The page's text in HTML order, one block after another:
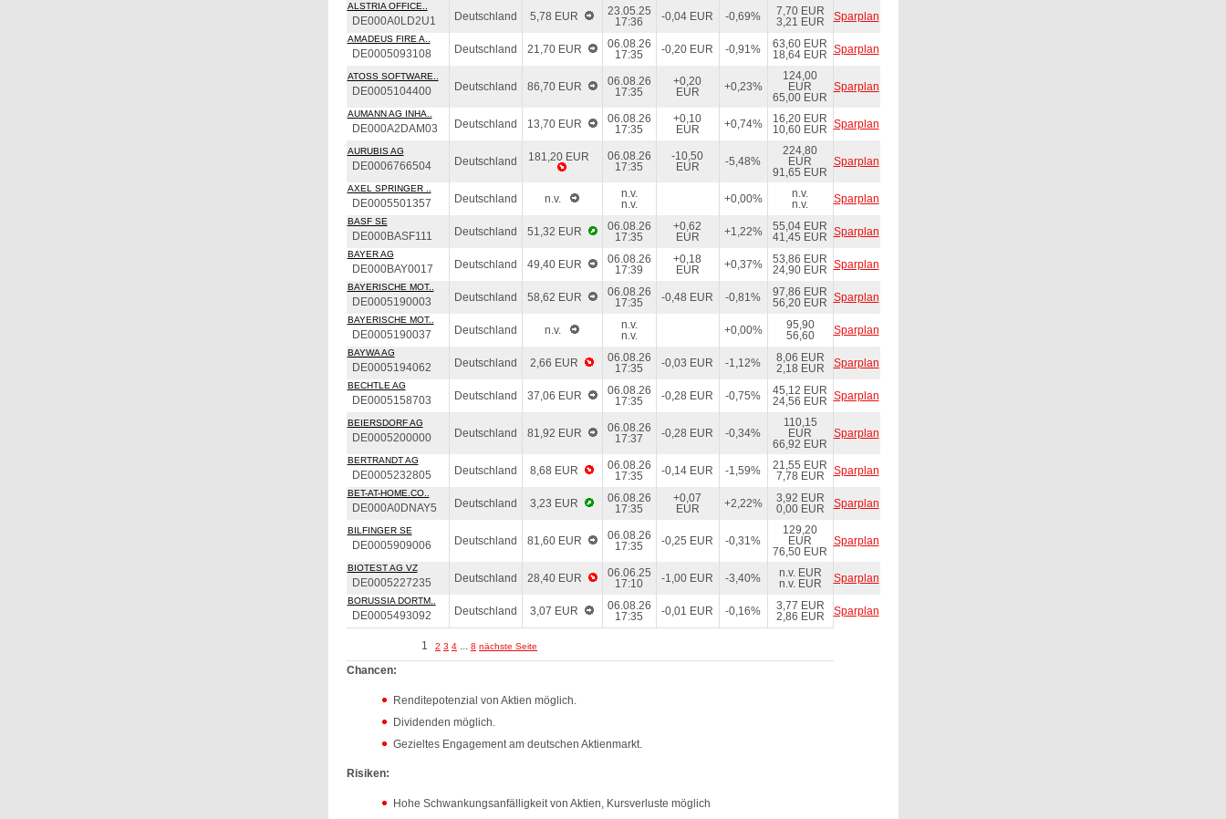
ALSTRIA OFFICE..
DE000A0LD2U1 Deutschland 5,78 EUR
23.05.25
17:36
-0,04 EUR -0,69%
7,70 EUR
3,21 EUR
Sparplan
AMADEUS FIRE A..
DE0005093108 Deutschland 21,70 EUR
06.08.26
17:35
-0,20 EUR -0,91%
63,60 EUR
18,64 EUR Sparplan
ATOSS SOFTWARE..
DE0005104400 Deutschland 86,70 EUR
06.08.26
17:35
+0,20
EUR
+0,23%
124,00
EUR
65,00 EUR
Sparplan
AUMANN AG INHA..
DE000A2DAM03 Deutschland 13,70 EUR
06.08.26
17:35
+0,10
EUR
+0,74%
16,20 EUR
10,60 EUR Sparplan
AURUBIS AG
DE0006766504 Deutschland 181,20 EUR
06.08.26
17:35
-10,50
EUR
-5,48%
224,80
EUR
91,65 EUR
Sparplan
AXEL SPRINGER ..
DE0005501357 Deutschland n.v.
n.v.
n.v.
+0,00%
n.v.
n.v.
Sparplan
BASF SE
DE000BASF111 Deutschland 51,32 EUR
06.08.26
17:35
+0,62
EUR
+1,22%
55,04 EUR
41,45 EUR Sparplan
BAYER AG
DE000BAY0017 Deutschland 49,40 EUR
06.08.26
17:39
+0,18
EUR
+0,37%
53,86 EUR
24,90 EUR Sparplan
BAYERISCHE MOT..
DE0005190003 Deutschland 58,62 EUR
06.08.26
17:35
-0,48 EUR -0,81%
97,86 EUR
56,20 EUR Sparplan
BAYERISCHE MOT..
DE0005190037 Deutschland n.v.
n.v.
n.v.
+0,00%
95,90
56,60
Sparplan
BAYWA AG
DE0005194062 Deutschland 2,66 EUR
06.08.26
17:35
-0,03 EUR -1,12%
8,06 EUR
2,18 EUR
Sparplan
BECHTLE AG
DE0005158703 Deutschland 37,06 EUR
06.08.26
17:35
-0,28 EUR -0,75%
45,12 EUR
24,56 EUR Sparplan
BEIERSDORF AG
DE0005200000 Deutschland 81,92 EUR
06.08.26
17:37
-0,28 EUR -0,34%
110,15
EUR
66,92 EUR
Sparplan
BERTRANDT AG
DE0005232805 Deutschland 8,68 EUR
06.08.26
17:35
-0,14 EUR -1,59%
21,55 EUR
7,78 EUR
Sparplan
BET-AT-HOME.CO..
DE000A0DNAY5 Deutschland 3,23 EUR
06.08.26
17:35
+0,07
EUR
+2,22%
3,92 EUR
0,00 EUR
Sparplan
BILFINGER SE
DE0005909006 Deutschland 81,60 EUR
06.08.26
17:35
-0,25 EUR -0,31%
129,20
EUR
76,50 EUR
Sparplan
BIOTEST AG VZ
DE0005227235 Deutschland 28,40 EUR
06.06.25
17:10
-1,00 EUR -3,40%
n.v. EUR
n.v. EUR
Sparplan
BORUSSIA DORTM..
DE0005493092 Deutschland 3,07 EUR
06.08.26
17:35
-0,01 EUR -0,16%
3,77 EUR
2,86 EUR
Sparplan
1 2 3 4 ... 8 nächste Seite
Chancen:
Renditepotenzial von Aktien möglich.
Dividenden möglich.
Gezieltes Engagement am deutschen Aktienmarkt.
Risiken:
Hohe Schwankungsanfälligkeit von Aktien, Kursverluste möglich